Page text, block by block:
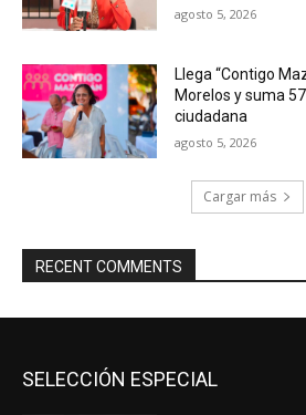
agosto 5, 2026
Llega “Contigo
Morelos y suma
ciudadana
agosto 5, 2026
Cargar más
RECENT COMMENTS
SELECCIÓN ESPECIAL